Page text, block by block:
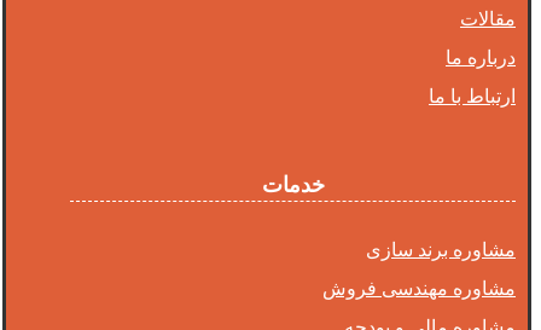
مقالات
درباره ما
ارتباط با ما
خدمات
مشاوره برند سازی
مشاوره مهندسی فروش